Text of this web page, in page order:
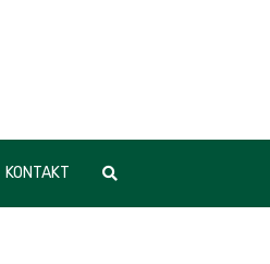
KONTAKT